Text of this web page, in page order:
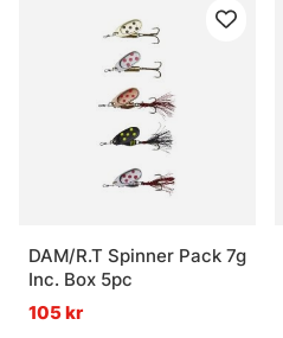
DAM/R.T Spinner Pack 7g
Inc. Box 5pc
105 kr